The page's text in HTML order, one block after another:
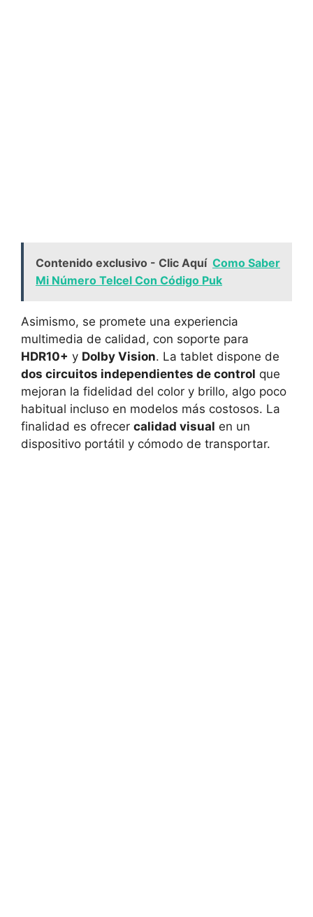
Contenido exclusivo - Clic Aquí Como Saber
Mi Número Telcel Con Código Puk
Asimismo, se promete una experiencia
multimedia de calidad, con soporte para
HDR10+ y Dolby Vision. La tablet dispone de
dos circuitos independientes de control que
mejoran la fidelidad del color y brillo, algo poco
habitual incluso en modelos más costosos. La
finalidad es ofrecer calidad visual en un
dispositivo portátil y cómodo de transportar.